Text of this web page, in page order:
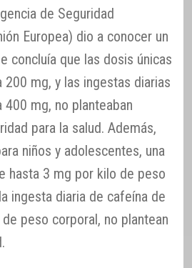
de Seguridad
Europea) dio a conocer un
concluía que las dosis únicas
mg, y las ingestas diarias
mg, no planteaban
para la salud. Además,
niños y adolescentes, una
hasta 3 mg por kilo de peso
ingesta diaria de cafeína de
peso corporal, no plantean